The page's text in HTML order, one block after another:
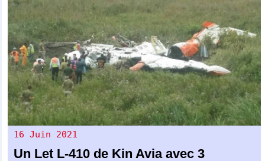
16 Juin 2021
Un Let L-410 de Kin Aviaavec 3